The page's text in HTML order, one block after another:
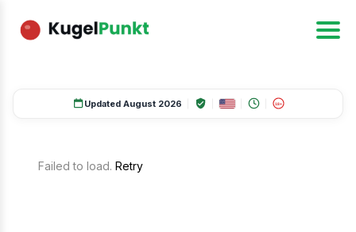
Updated August 2026 18+
Failed to load. Retry